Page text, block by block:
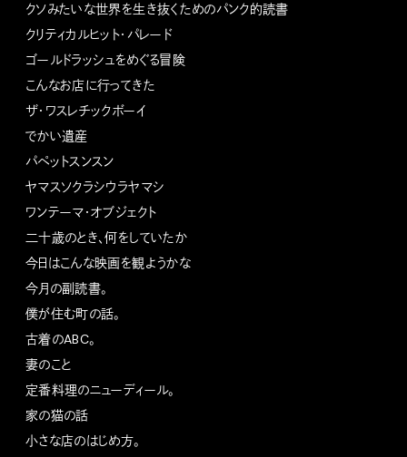
クソみたいな世界を生き抜くためのパンク的読書
クリティカルヒット・パレード
ゴールドラッシュをめぐる冒険
こんなお店に行ってきた
ザ・ワスレチックボーイ
でかい遺産
パペットスンスン
ヤマスソクラシウラヤマシ
ワンテーマ・オブジェクト
二十歳のとき、何をしていたか
今日はこんな映画を観ようかな
今月の副読書。
僕が住む町の話。
古着のABC。
妻のこと
定番料理のニューディール。
家の猫の話
小さな店のはじめ方。